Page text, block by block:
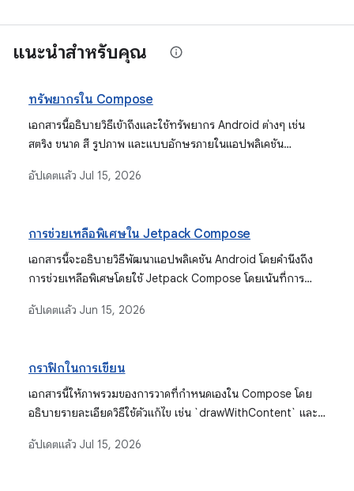
แนะนำสำหรับคุณ
ทรัพยากรใน Compose
เอกสารนี้อธิบายวิธีเข้าถึงและใช้ทรัพยากร Android ต่างๆ เช่น
สตริง ขนาด สี รูปภาพ และแบบอักษรภายในแอปพลิเคชัน
อัปเดตแล้ว Jul 15, 2026
การช่วยเหลือพิเศษใน Jetpack Compose
เอกสารนี้จะอธิบายวิธีพัฒนาแอปพลิเคชัน Android โดยคำนึงถึง
การช่วยเหลือพิเศษโดยใช้ Jetpack Compose โดยเน้นที่การ
เครื่องมือแบบประกาศของ Compose
อัปเดตแล้ว Jun 15, 2026
กราฟิกในการเขียน
เอกสารนี้ให้ภาพรวมของการวาดที่กำหนดเองใน Compose โดย
อธิบายรายละเอียดวิธีใช้ตัวแก้ไข เช่น `drawWithContent` และ
เปลี่ยนรูป และวาดองค์ประกอบต่างๆ เช่น ข้อความ รูปภาพ และรูป
อัปเดตแล้ว Jul 15, 2026